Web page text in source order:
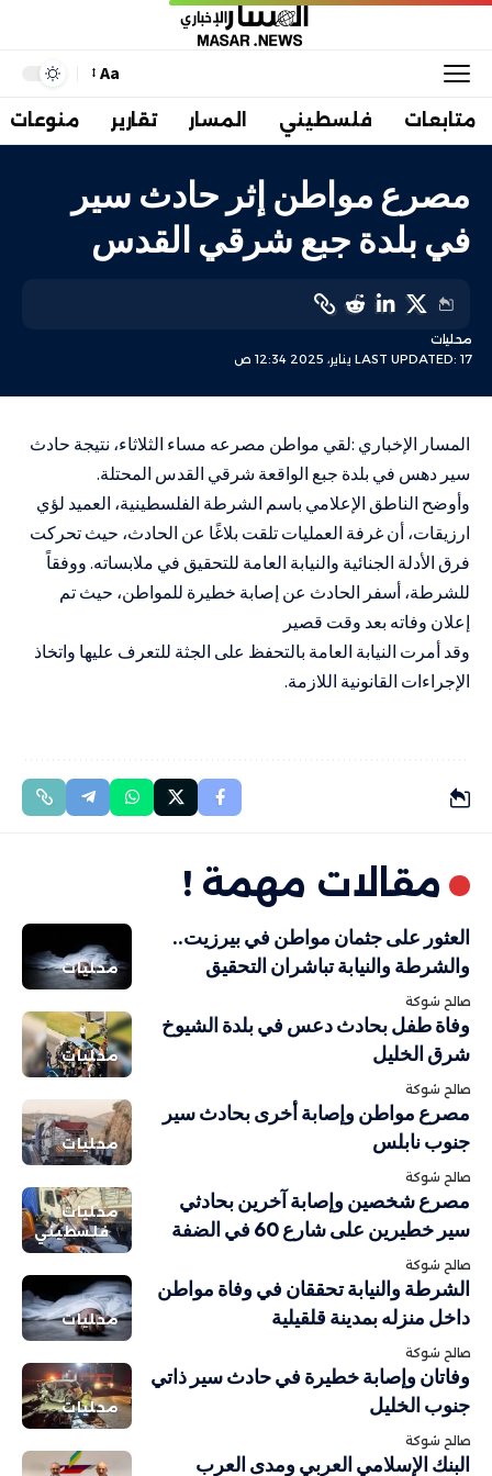
Aa
متابعات فلسطيني المسار تقارير منوعات
مصرع مواطن إثر حادث سير
في بلدة جبع شرقي القدس
LAST UPDATED: 17 يناير، 2025 12:34 ص
محليات
المسار الإخباري :لقي مواطن مصرعه مساء الثلاثاء، نتيجة حادث
سير دهس في بلدة جبع الواقعة شرقي القدس المحتلة.
وأوضح الناطق الإعلامي باسم الشرطة الفلسطينية، العميد لؤي
ارزيقات، أن غرفة العمليات تلقت بلاغًا عن الحادث، حيث تحركت
فرق الأدلة الجنائية والنيابة العامة للتحقيق في ملابساته. ووفقاً
للشرطة، أسفر الحادث عن إصابة خطيرة للمواطن، حيث تم
إعلان وفاته بعد وقت قصير
وقد أمرت النيابة العامة بالتحفظ على الجثة للتعرف عليها واتخاذ
الإجراءات القانونية اللازمة.
مقالات مهمة !
محليات
العثور على جثمان مواطن في بيرزيت..
والشرطة والنيابة تباشران التحقيق
صالح شوكة
محليات
وفاة طفل بحادث دعس في بلدة الشيوخ
شرق الخليل
صالح شوكة
محليات
مصرع مواطن وإصابة أخرى بحادث سير
جنوب نابلس
صالح شوكة
محليات
فلسطيني
مصرع شخصين وإصابة آخرين بحادثي
سير خطيرين على شارع 60 في الضفة
صالح شوكة
محليات
الشرطة والنيابة تحققان في وفاة مواطن
داخل منزله بمدينة قلقيلية
صالح شوكة
محليات
وفاتان وإصابة خطيرة في حادث سير ذاتي
جنوب الخليل
صالح شوكة
البنك الإسلامي العربي ومدى العرب